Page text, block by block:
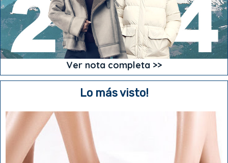
Ver nota completa >>
Lo más visto!